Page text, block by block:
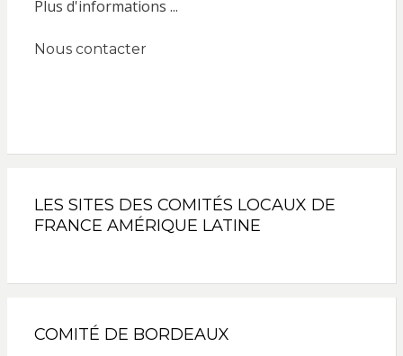
Plus d'informations ...
Nous contacter
LES SITES DES COMITÉS LOCAUX DE
FRANCE AMÉRIQUE LATINE
COMITÉ DE BORDEAUX